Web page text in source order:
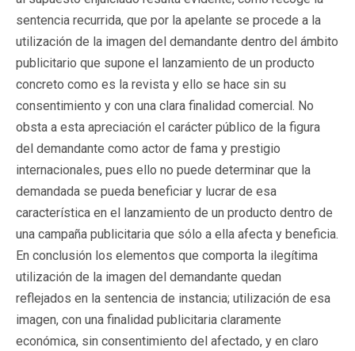
sentencia recurrida, que por la apelante se procede a la
utilización de la imagen del demandante dentro del ámbito
publicitario que supone el lanzamiento de un producto
concreto como es la revista y ello se hace sin su
consentimiento y con una clara finalidad comercial. No
obsta a esta apreciación el carácter público de la figura
del demandante como actor de fama y prestigio
internacionales, pues ello no puede determinar que la
demandada se pueda beneficiar y lucrar de esa
característica en el lanzamiento de un producto dentro de
una campaña publicitaria que sólo a ella afecta y beneficia.
En conclusión los elementos que comporta la ilegítima
utilización de la imagen del demandante quedan
reflejados en la sentencia de instancia; utilización de esa
imagen, con una finalidad publicitaria claramente
económica, sin consentimiento del afectado, y en claro